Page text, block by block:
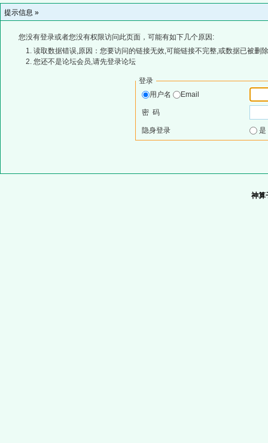
提示信息 »
您没有登录或者您没有权限访问此页面，可能有如下几个原因:
读取数据错误,原因：您要访问的链接无效,可能链接不完整,或数据已被删
您还不是论坛会员,请先登录论坛
登录
用户名
Email
密 码
隐身登录
神算